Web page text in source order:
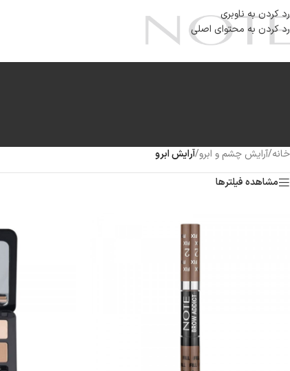
رد کردن به ناوبری
رد کردن به محتوای اصلی
خانه/آرایش چشم و ابرو/آرایش ابرو
مشاهده فیلترها